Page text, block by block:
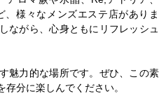
、様々なメンズエステ店がありま
ながら、心身ともにリフレッシュ
魅力的な場所です。ぜひ、この素
分に楽しんでください。